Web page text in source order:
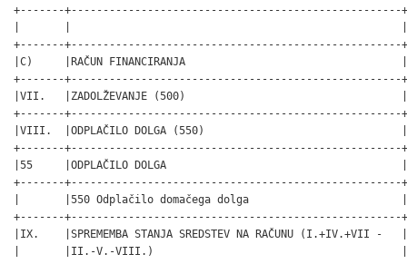
+-------+----------------------------------------------------
+-------+----------------------------------------------------
|C)     |RAČUN FINANCIRANJA
+-------+----------------------------------------------------
|VII.   |ZADOLŽEVANJE (500)
+-------+----------------------------------------------------
|VIII.  |ODPLAČILO DOLGA (550)
+-------+----------------------------------------------------
|55     |ODPLAČILO DOLGA
+-------+----------------------------------------------------
|       |550 Odplačilo domačega dolga
+-------+----------------------------------------------------
|IX.    |SPREMEMBA STANJA SREDSTEV NA RAČUNU
|       |II.-V.-VIII.)